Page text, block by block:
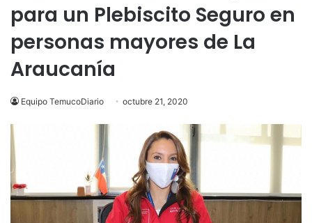
para un Plebiscito Seguro en
personas mayores de La
Araucanía
Equipo TemucoDiario octubre 21, 2020